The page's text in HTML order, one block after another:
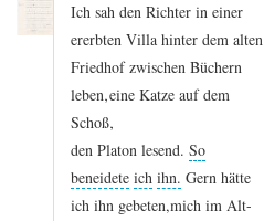
Ich sah den Richter in einer
ererbten Villa hinter dem alten
Friedhof zwischen Büchern
leben‚eine Katze auf dem
Schoß‚
den Platon lesend. So
beneidete ich ihn. Gern hätte
ich ihn gebeten,mich im Alt-